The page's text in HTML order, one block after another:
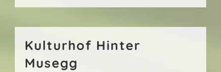
Kulturhof Hinter
Musegg